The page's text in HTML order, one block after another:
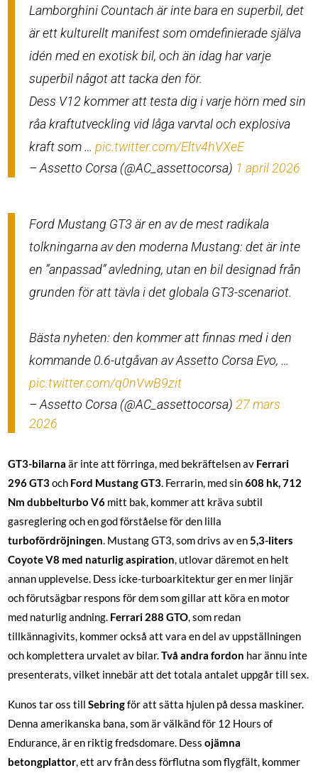
Lamborghini Countach är inte bara en superbil, det
är ett kulturellt manifest som omdefinierade själva
idén med en exotisk bil, och än idag har varje
superbil något att tacka den för.
Dess V12 kommer att testa dig i varje hörn med sin
råa kraftutveckling vid låga varvtal och explosiva
kraft som …pic.twitter.com/Eltv4hVXeE
– Assetto Corsa (@AC_assettocorsa) 1 april 2026
Ford Mustang GT3 är en av de mest radikala
tolkningarna av den moderna Mustang: det är inte
en ”anpassad” avledning, utan en bil designad från
grunden för att tävla i det globala GT3-scenariot.
Bästa nyheten: den kommer att finnas med i den
kommande 0.6-utgåvan av Assetto Corsa Evo, …
pic.twitter.com/q0nVwB9zit
– Assetto Corsa (@AC_assettocorsa) 27 mars
2026
GT3-bilarna är inte att förringa, med bekräftelsen av Ferrari
296 GT3och Ford Mustang GT3. Ferrarin, med sin608 hk, 712
Nm dubbelturbo V6 mitt bak, kommer att kräva subtil
gasreglering och en god förståelse för den lilla
turbofördröjningen. Mustang GT3, som drivs av en5,3-liters
Coyote V8 med naturlig aspiration, utlovar däremot en helt
annan upplevelse. Dess icke-turboarkitektur ger en mer linjär
och förutsägbar respons för dem som gillar att köra en motor
med naturlig andning. Ferrari 288 GTO, som redan
tillkännagivits, kommer också att vara en del av uppställningen
och komplettera urvalet av bilar.Två andra fordon har ännu inte
presenterats, vilket innebär att det totala antalet uppgår till sex.
Kunos tar oss tillSebringför att sätta hjulen på dessa maskiner.
Denna amerikanska bana, som är välkänd för 12 Hours of
Endurance, är en riktig fredsdomare. Dessojämna
betongplattor, ett arv från dess förflutna som flygfält, kommer